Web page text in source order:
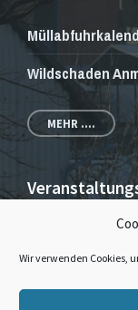
Wir verwenden Cookies,
Wildschaden
MEHR ....